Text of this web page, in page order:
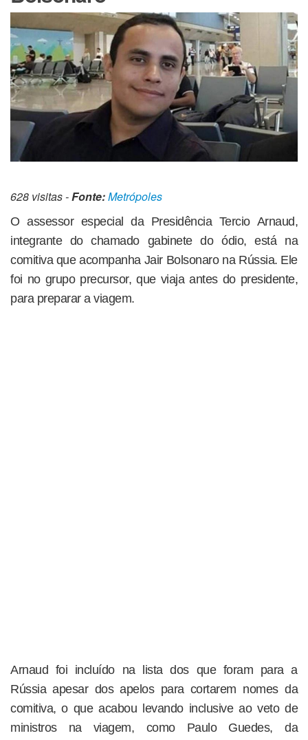
628 visitas -Fonte:Metrópoles
O assessor especial da Presidência Tercio Arnaud,
integrante do chamado gabinete do ódio, está na
comitiva que acompanha Jair Bolsonaro na Rússia. Ele
foi no grupo precursor, que viaja antes do presidente,
para preparar a viagem.
Arnaud foi incluído na lista dos que foram para a
Rússia apesar dos apelos para cortarem nomes da
comitiva, o que acabou levando inclusive ao veto de
ministros na viagem, como Paulo Guedes, da